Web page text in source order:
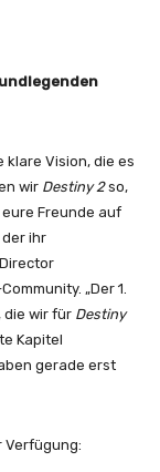
klare Vision, die es
wir Destiny 2so,
eure Freunde auf
ihr
„Der 1.
die wir für Destiny
Kapitel
gerade erst
Verfügung: